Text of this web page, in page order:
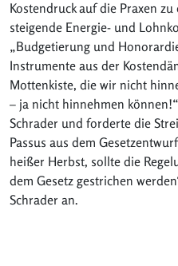
Kostendruck auf die Praxen zu
steigende Energie- und
„Budgetierung und
Instrumente aus der
Mottenkiste, die wir nicht
– ja nicht hinnehmen
Schrader und forderte die
Passus aus dem
heißer Herbst, sollte die
dem Gesetz gestrichen
Schrader an.